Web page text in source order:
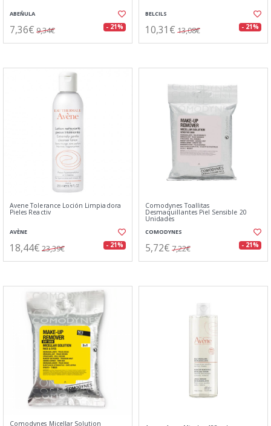
ABEÑULA
7,36€ 9,34€ - 21%
BELCILS
10,31€ 13,08€ - 21%
Avene Tolerance Loción Limpiadora
Pieles Reactiv
AVÈNE
18,44€ 23,39€ - 21%
Comodynes Toallitas
Desmaquillantes Piel Sensible 20
Unidades
COMODYNES
5,72€ 7,22€ - 21%
Comodynes Micellar Solution